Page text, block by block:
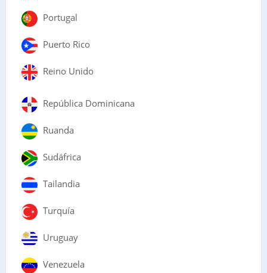
Portugal
Puerto Rico
Reino Unido
República Dominicana
Ruanda
Sudáfrica
Tailandia
Turquía
Uruguay
Venezuela